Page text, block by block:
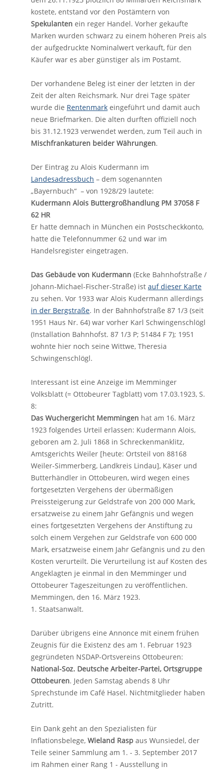
kostete, entstand vor den Postämtern von
Spekulanten ein reger Handel. Vorher gekaufte
Marken wurden schwarz zu einem höheren Preis als
der aufgedruckte Nominalwert verkauft, für den
Käufer war es aber günstiger als im Postamt.
Der vorhandene Beleg ist einer der letzten in der
Zeit der alten Reichsmark. Nur drei Tage später
wurde die Rentenmark eingeführt und damit auch
neue Briefmarken. Die alten durften offiziell noch
bis 31.12.1923 verwendet werden, zum Teil auch in
Mischfrankaturen beider Währungen.
Der Eintrag zu Alois Kudermann im
Landesadressbuch – dem sogenannten
„Bayernbuch“ – von 1928/29 lautete:
Kudermann Alois Buttergroßhandlung PM 37058 F
62 HR
Er hatte demnach in München ein Postscheckkonto,
hatte die Telefonnummer 62 und war im
Handelsregister eingetragen.
Das Gebäude von Kudermann (Ecke Bahnhofstraße /
Johann-Michael-Fischer-Straße) ist auf dieser Karte
zu sehen. Vor 1933 war Alois Kudermann allerdings
in der Bergstraße. In der Bahnhofstraße 87 1/3 (seit
1951 Haus Nr. 64) war vorher Karl Schwingenschlögl
(Installation Bahnhofst. 87 1/3 P; 51484 F 7); 1951
wohnte hier noch seine Wittwe, Theresia
Schwingenschlögl.
Interessant ist eine Anzeige im Memminger
Volksblatt (= Ottobeurer Tagblatt) vom 17.03.1923, S.
8:
Das Wuchergericht Memmingen hat am 16. März
1923 folgendes Urteil erlassen: Kudermann Alois,
geboren am 2. Juli 1868 in Schreckenmanklitz,
Amtsgerichts Weiler [heute: Ortsteil von 88168
Weiler-Simmerberg, Landkreis Lindau], Käser und
Butterhändler in Ottobeuren, wird wegen eines
fortgesetzten Vergehens der übermäßigen
Preissteigerung zur Geldstrafe von 200 000 Mark,
ersatzweise zu einem Jahr Gefängnis und wegen
eines fortgesetzten Vergehens der Anstiftung zu
solch einem Vergehen zur Geldstrafe von 600 000
Mark, ersatzweise einem Jahr Gefängnis und zu den
Kosten verurteilt. Die Verurteilung ist auf Kosten des
Angeklagten je einmal in den Memminger und
Ottobeurer Tageszeitungen zu veröffentlichen.
Memmingen, den 16. März 1923.
1. Staatsanwalt.
Darüber übrigens eine Annonce mit einem frühen
Zeugnis für die Existenz des am 1. Februar 1923
gegründeten NSDAP-Ortsvereins Ottobeuren:
National-Soz. Deutsche Arbeiter-Partei, Ortsgruppe
Ottobeuren. Jeden Samstag abends 8 Uhr
Sprechstunde im Café Hasel. Nichtmitglieder haben
Zutritt.
Ein Dank geht an den Spezialisten für
Inflationsbelege, Wieland Rasp aus Wunsiedel, der
Teile seiner Sammlung am 1. - 3. September 2017
im Rahmen einer Rang 1 - Ausstellung in